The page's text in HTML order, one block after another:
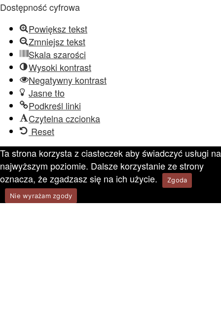
Dostępność cyfrowa
Powiększ tekst
Zmniejsz tekst
Skala szarości
Wysoki kontrast
Negatywny kontrast
Jasne tło
Podkreśl linki
Czytelna czcionka
Reset
Ta strona korzysta z ciasteczek aby świadczyć usługi na
najwyższym poziomie. Dalsze korzystanie ze strony
oznacza, że zgadzasz się na ich użycie.
Zgoda
Nie wyrażam zgody